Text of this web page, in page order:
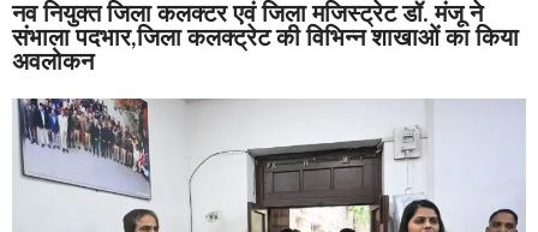
नव नियुक्त जिला कलक्टर एवं जिला मजिस्ट्रेट डॉ. मंजू ने
संभाला पदभार,जिला कलक्ट्रेट की विभिन्न शाखाओं का किया
अवलोकन